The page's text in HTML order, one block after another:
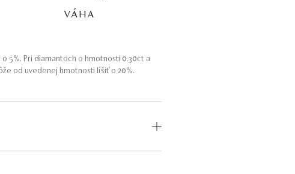
VÁHA
5%. Pri diamantoch o hmotnosti 0.30ct a
od uvedenej hmotnosti líšiť o 20%.